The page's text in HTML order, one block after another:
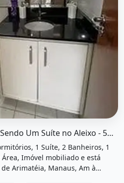
Apto com Dois Quartos Sendo Um Suíte no Aleixo - 56M²
1 Suíte, 2 Banheiros, 1
Imóvel mobiliado e está
Arimatéia, Manaus, Am à